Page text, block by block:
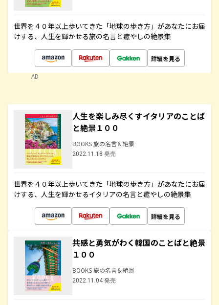
世界を４０年以上歩いてきた「地球の歩き方」があなたにお届
けする、人生を輝かせる旅の名言と癒やしの絶景集
詳細を見る
AD
人生を楽しみ尽くすイタリアのことば
と絶景１００
BOOKS 旅の名言＆絶景
2022.11.18 発売
世界を４０年以上歩いてきた「地球の歩き方」があなたにお届
けする、人生を輝かせるイタリアの名言と癒やしの絶景集
詳細を見る
共感と勇気がわく韓国のことばと絶景
１００
BOOKS 旅の名言＆絶景
2022.11.04 発売